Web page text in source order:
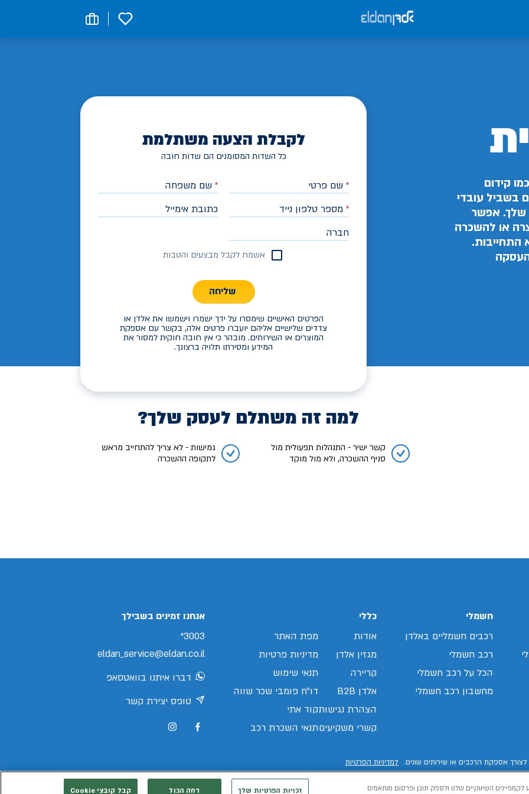
0
קידום
בשביל עובדי
שלך. אפשר
או להשכרה
התחייבות.
לקבלת הצעה משתלמת
כל השדות המסומנים הם שדות חובה
שם פרטי * שם משפחה *
מספר טלפון נייד *
כתובת אימייל
חברה
אשמח לקבל מבצעים והטבות
שליחה
הפרטים האישיים שימסרו על ידך ישמרו וישמשו את אלדן או
צדדים שלישיים אליהם יועברו פרטים אלה, בקשר עם אספקת
המוצרים או השירותים. מובהר כי אין חובה חוקית למסור את
המידע ומסירתו תלויה ברצונך.
למה זה משתלם לעסק שלך?
קשר ישיר - התנהלות תפעולית מול
סניף ההשכרה, ולא מול מוקד
גמישות - לא צריך להתחייב מראש
לתקופה ההשכרה
חשמלי
רכבים חשמליים באלדן
רכב חשמלי
הכל על רכב חשמלי
מחשבון רכב חשמלי
כללי
אודות
מגזין אלדן
קריירה
אלדן B2B
הצהרת נגישות
קשרי משקיעים
מפת האתר
מדיניות פרטיות
תנאי שימוש
דו"ח פומבי שכר שווה
קוד אתי
תנאי השכרת רכב
אנחנו זמינים בשבילך
3003*
eldan_service@eldan.co.il
דברו איתנו בוואטסאפ
טופס יצירת קשר
אספקת הרכבים או שירותים שונים. למדיניות הפרטיות
השיווקיים שלנו ולספק תוכן ופרסום מותאמים זכויות הפרטיות שלך דחה הכול קבל קובצי Cookie